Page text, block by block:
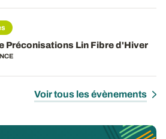
Préconisations Lin Fibre d'Hiver
Voir tous les évènements